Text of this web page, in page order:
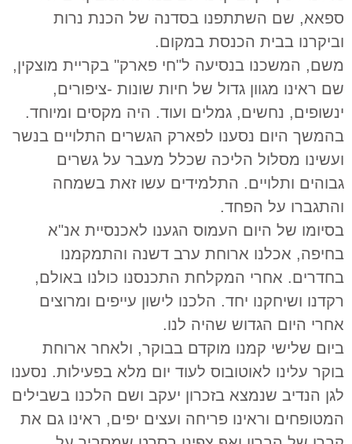
ספאא, שם השתתפנו בסדנה של הכנת נרות
וביקרנו בבית הכנסת במקום.
משם, המשכנו בנסיעה ל"חי פארק" בקריית מוצקין,
שם ראינו מגוון גדול של חיות שונות -ציפורים,
ינשופים, נחשים, גמלים ועוד. היה מקסים ומיוחד.
בהמשך היום נסענו לפארק הגשרים התלויים בנשר
ועשינו מסלול הליכה שכלל מעבר על גשרים
גבוהים ותלויים. התלמידים עשו זאת בשמחה
והתגברו על הפחד.
בסיומו של היום העמוס הגענו לאכנסיית אנ"א
בחיפה, אכלנו ארוחת ערב דשנה והתמקמנו
בחדרים. אחרי המקלחת התכנסנו כולנו באולם,
רקדנו ושיחקנו יחד. הלכנו לישון עייפים ומרוצים
אחרי היום הגדוש שהיה לנו.
ביום שלישי קמנו מוקדם בבוקר, ולאחר ארוחת
בוקר עלינו לאוטובוס לעוד יום מלא בפעילות. נסענו
לגן הנדיב שנמצא בזכרון יעקב ושם הלכנו בשבילים
המטופחים וראינו פריחה ועצים יפים, ראינו גם את